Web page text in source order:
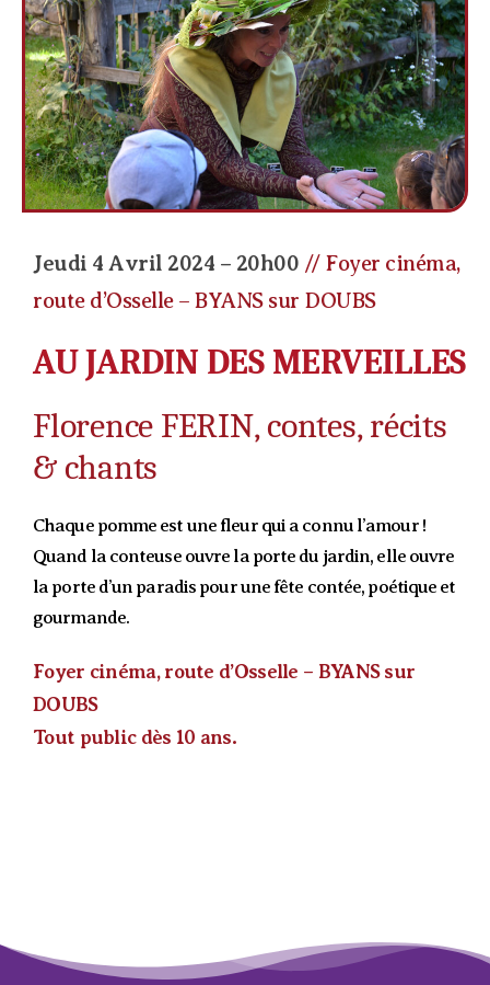
Jeudi 4 Avril 2024 – 20h00 // Foyer cinéma,
route d’Osselle – BYANS sur DOUBS
AU JARDIN DES MERVEILLES
Florence FERIN, contes, récits
& chants
Chaque pomme est une fleur qui a connu l’amour !
Quand la conteuse ouvre la porte du jardin, elle ouvre
la porte d’un paradis pour une fête contée, poétique et
gourmande.
Foyer cinéma, route d’Osselle – BYANS sur
DOUBS
Tout public dès 10 ans.